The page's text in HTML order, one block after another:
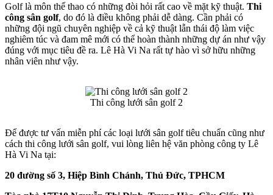
Golf là môn thể thao có những đòi hỏi rất cao về mặt kỹ thuật. Thi
công sân golf, do đó là điều không phải dễ dàng. Cần phải có
những đội ngũ chuyên nghiệp về cả kỹ thuật lẫn thái độ làm việc
nghiêm túc và đam mê mới có thể hoàn thành những dự án như vậy
đúng với mục tiêu đề ra. Lê Hà Vi Na rất tự hào vì sở hữu những
nhân viên như vậy.
Thi công lưới sân golf 2
Để được tư vấn miễn phí các loại lưới sân golf tiêu chuẩn cũng như
cách thi công lưới sân golf, vui lòng liên hệ văn phòng công ty Lê
Hà Vi Na tại:
20 đường số 3, Hiệp Bình Chánh, Thủ Đức, TPHCM